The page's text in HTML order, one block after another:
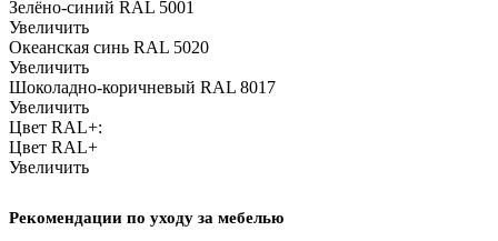
Зелёно-синий RAL 5001
Увеличить
Океанская синь RAL 5020
Увеличить
Шоколадно-коричневый RAL 8017
Увеличить
Цвет RAL+:
Цвет RAL+
Увеличить
Рекомендации по уходу за мебелью